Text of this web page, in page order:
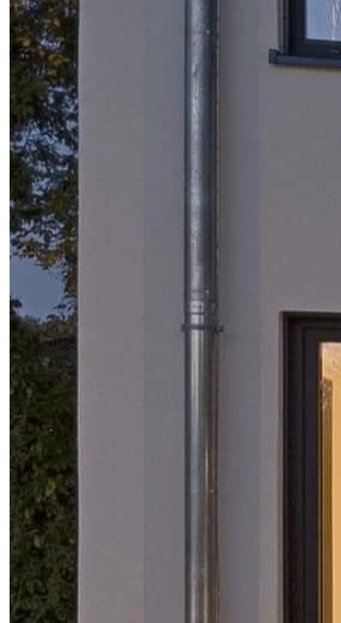
Das neue Steuerbüro in
Projekt-Info
Der Neubau des Steuerbüros in Solingen
dem Architektenbüro „Architektur vor Ort“
KLEUSBERG fungierte bei diesem Projekt
Generalunternehmen, das das 2-
Monaten ab Modulstellung mit einer
m² errichtete.
Optisch suggeriert das Gebäude durch die
der Fenster einen geradlinigen und
Wärmedämmverbundsystem
(WDVS)
gewählt, die den Großteil des Gebäudes
Kontrast zu der weißen WDVS-Fassade
Klinkersystem in einem warmen rot-
vorderen Gebäudeteil verwendet wurde.
Eingangsbereich und über den Fenstern
schützen vor Witterungen.